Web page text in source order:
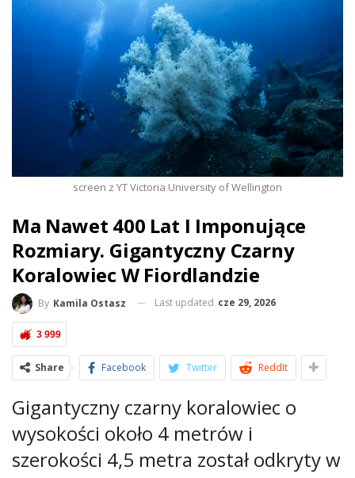
screen z YT Victoria University of Wellington
Ma Nawet 400 Lat I Imponujące
Rozmiary. Gigantyczny Czarny
Koralowiec W Fiordlandzie
By Kamila Ostasz Last updated cze 29, 2026
3 999
Share Facebook Twitter ReddIt
Gigantyczny czarny koralowiec o
wysokości około 4 metrów i
szerokości 4,5 metra został odkryty w